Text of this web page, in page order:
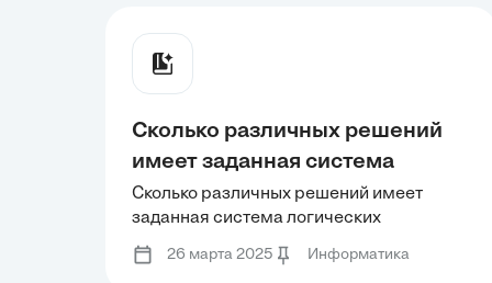
Сколько различных решений
имеет заданная система
логических уравнений? В
качестве ответа нужно указать
количество таких наборов.
Сколько различных решений имеет
заданная система логических
уравнений? В качестве ответа нужно
указать количество таких наборов.
26 марта 2025 Информатика